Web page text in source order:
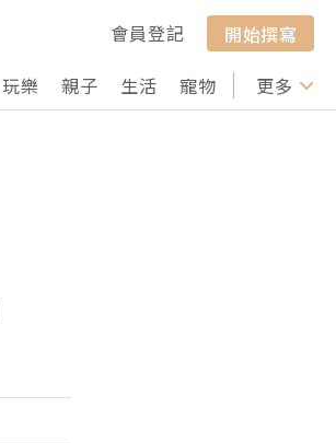
會員登記
開始撰寫
玩樂 親子 生活 寵物 行山 打卡
更多